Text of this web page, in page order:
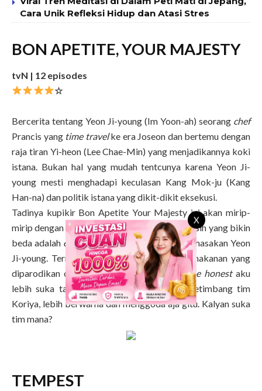
X
Cara Unik Refleksi Hidup dan Atasi Stres
BON APETITE, YOUR MAJESTY
tvN | 12 episodes
☆
Bercerita tentang Yeon Ji-young (Im Yoon-ah) seorang chef
Prancis yang time travelke era Joseon dan bertemu dengan
raja tiran Yi-heon (Lee Chae-Min) yang menjadikannya koki
istana. Bukan hal yang mudah tentcunya karena Yeon Ji-
young mesti menghadapi keculasan Kang Mok-ju (Kang
Han-na) dan politik istana yang dikit-dikit eksekusi.
Tadinya kupikir Bon Apetite Your Majesty ini akan mirip-
mirip dengan Mr. Queen,so far
memang mirip sih yang bikin
beda adalah editinglebaynya saat mencicipi masakan Yeon
Ji-young. Termasuk ekspresi para pencicip makanan yang
diparodikan olehnetizen, sa ae niya . To be honestaku
lebih suka tampilanvisual-nya tim China ketimbang tim
Koriya, lebih berwarna dan menggoda aja gitu. Kalyan suka
tim mana?
TEMPEST